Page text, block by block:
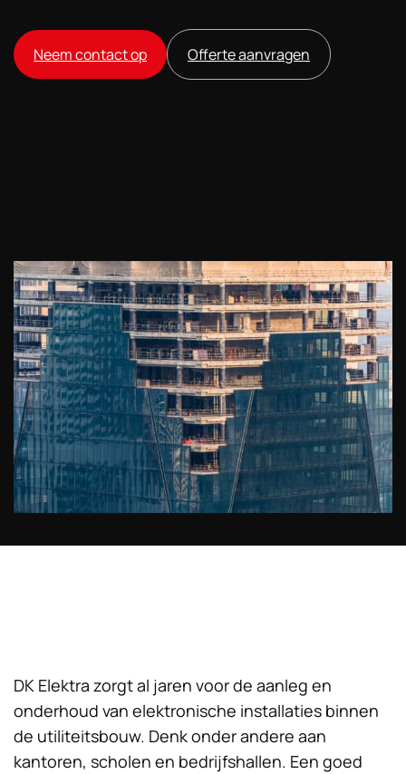
Neem contact op Offerte aanvragen
DK Elektra zorgt al jaren voor de aanleg en
onderhoud van elektronische installaties binnen
de utiliteitsbouw. Denk onder andere aan
kantoren, scholen en bedrijfshallen. Een goed